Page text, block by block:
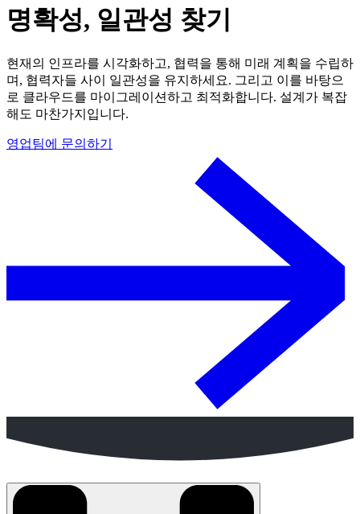
명확성, 일관성 찾기
현재의 인프라를 시각화하고, 협력을 통해 미래 계획을 수립하
며, 협력자들 사이 일관성을 유지하세요. 그리고 이를 바탕으
로 클라우드를 마이그레이션하고 최적화합니다. 설계가 복잡
해도 마찬가지입니다.
영업팀에 문의하기